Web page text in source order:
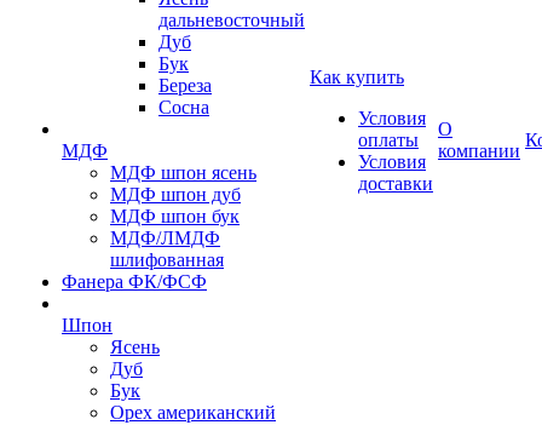
дальневосточный
Дуб
Бук
Береза
Сосна
МДФ
МДФ шпон ясень
МДФ шпон дуб
МДФ шпон бук
МДФ/ЛМДФ
шлифованная
Фанера ФК/ФСФ
Шпон
Ясень
Дуб
Бук
Орех американский
Как купить
Условия
оплаты
Условия
доставки
О
компании